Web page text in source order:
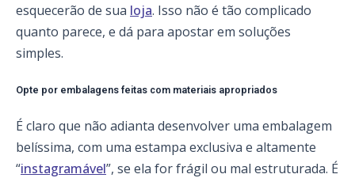
esquecerão de sua loja. Isso não é tão complicado
quanto parece, e dá para apostar em soluções
simples.
Opte por embalagens feitas com materiais apropriados
É claro que não adianta desenvolver uma embalagem
belíssima, com uma estampa exclusiva e altamente
“instagramável”, se ela for frágil ou mal estruturada. É